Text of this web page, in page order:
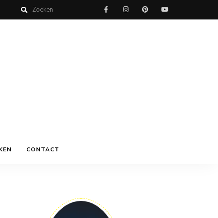
CONTACT